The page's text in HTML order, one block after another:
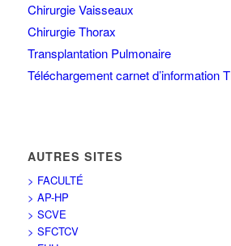
Chirurgie Vaisseaux
Chirurgie Thorax
Transplantation Pulmonaire
Téléchargement carnet d’information
AUTRES SITES
> FACULTÉ
> AP-HP
> SCVE
> SFCTCV